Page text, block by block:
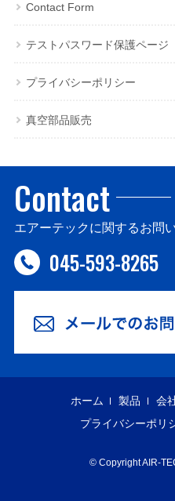
Contact Form
テストパスワード保護ページ
プライバシーポリシー
真空部品販売
Contact
エアーテックに関するお問
045-593-8265
ホーム 製品 会
プライバシーポリ
© Copyright AIR-